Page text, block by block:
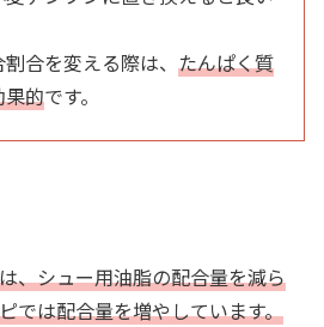
合を変える際は、 たんぱく質
果的です。
、シュー用油脂の配合量を減ら
では配合量を増やしています。